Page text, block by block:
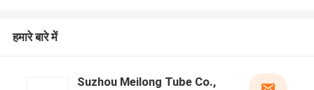
हमारे बारे में
Suzhou Meilong Tube Co.,